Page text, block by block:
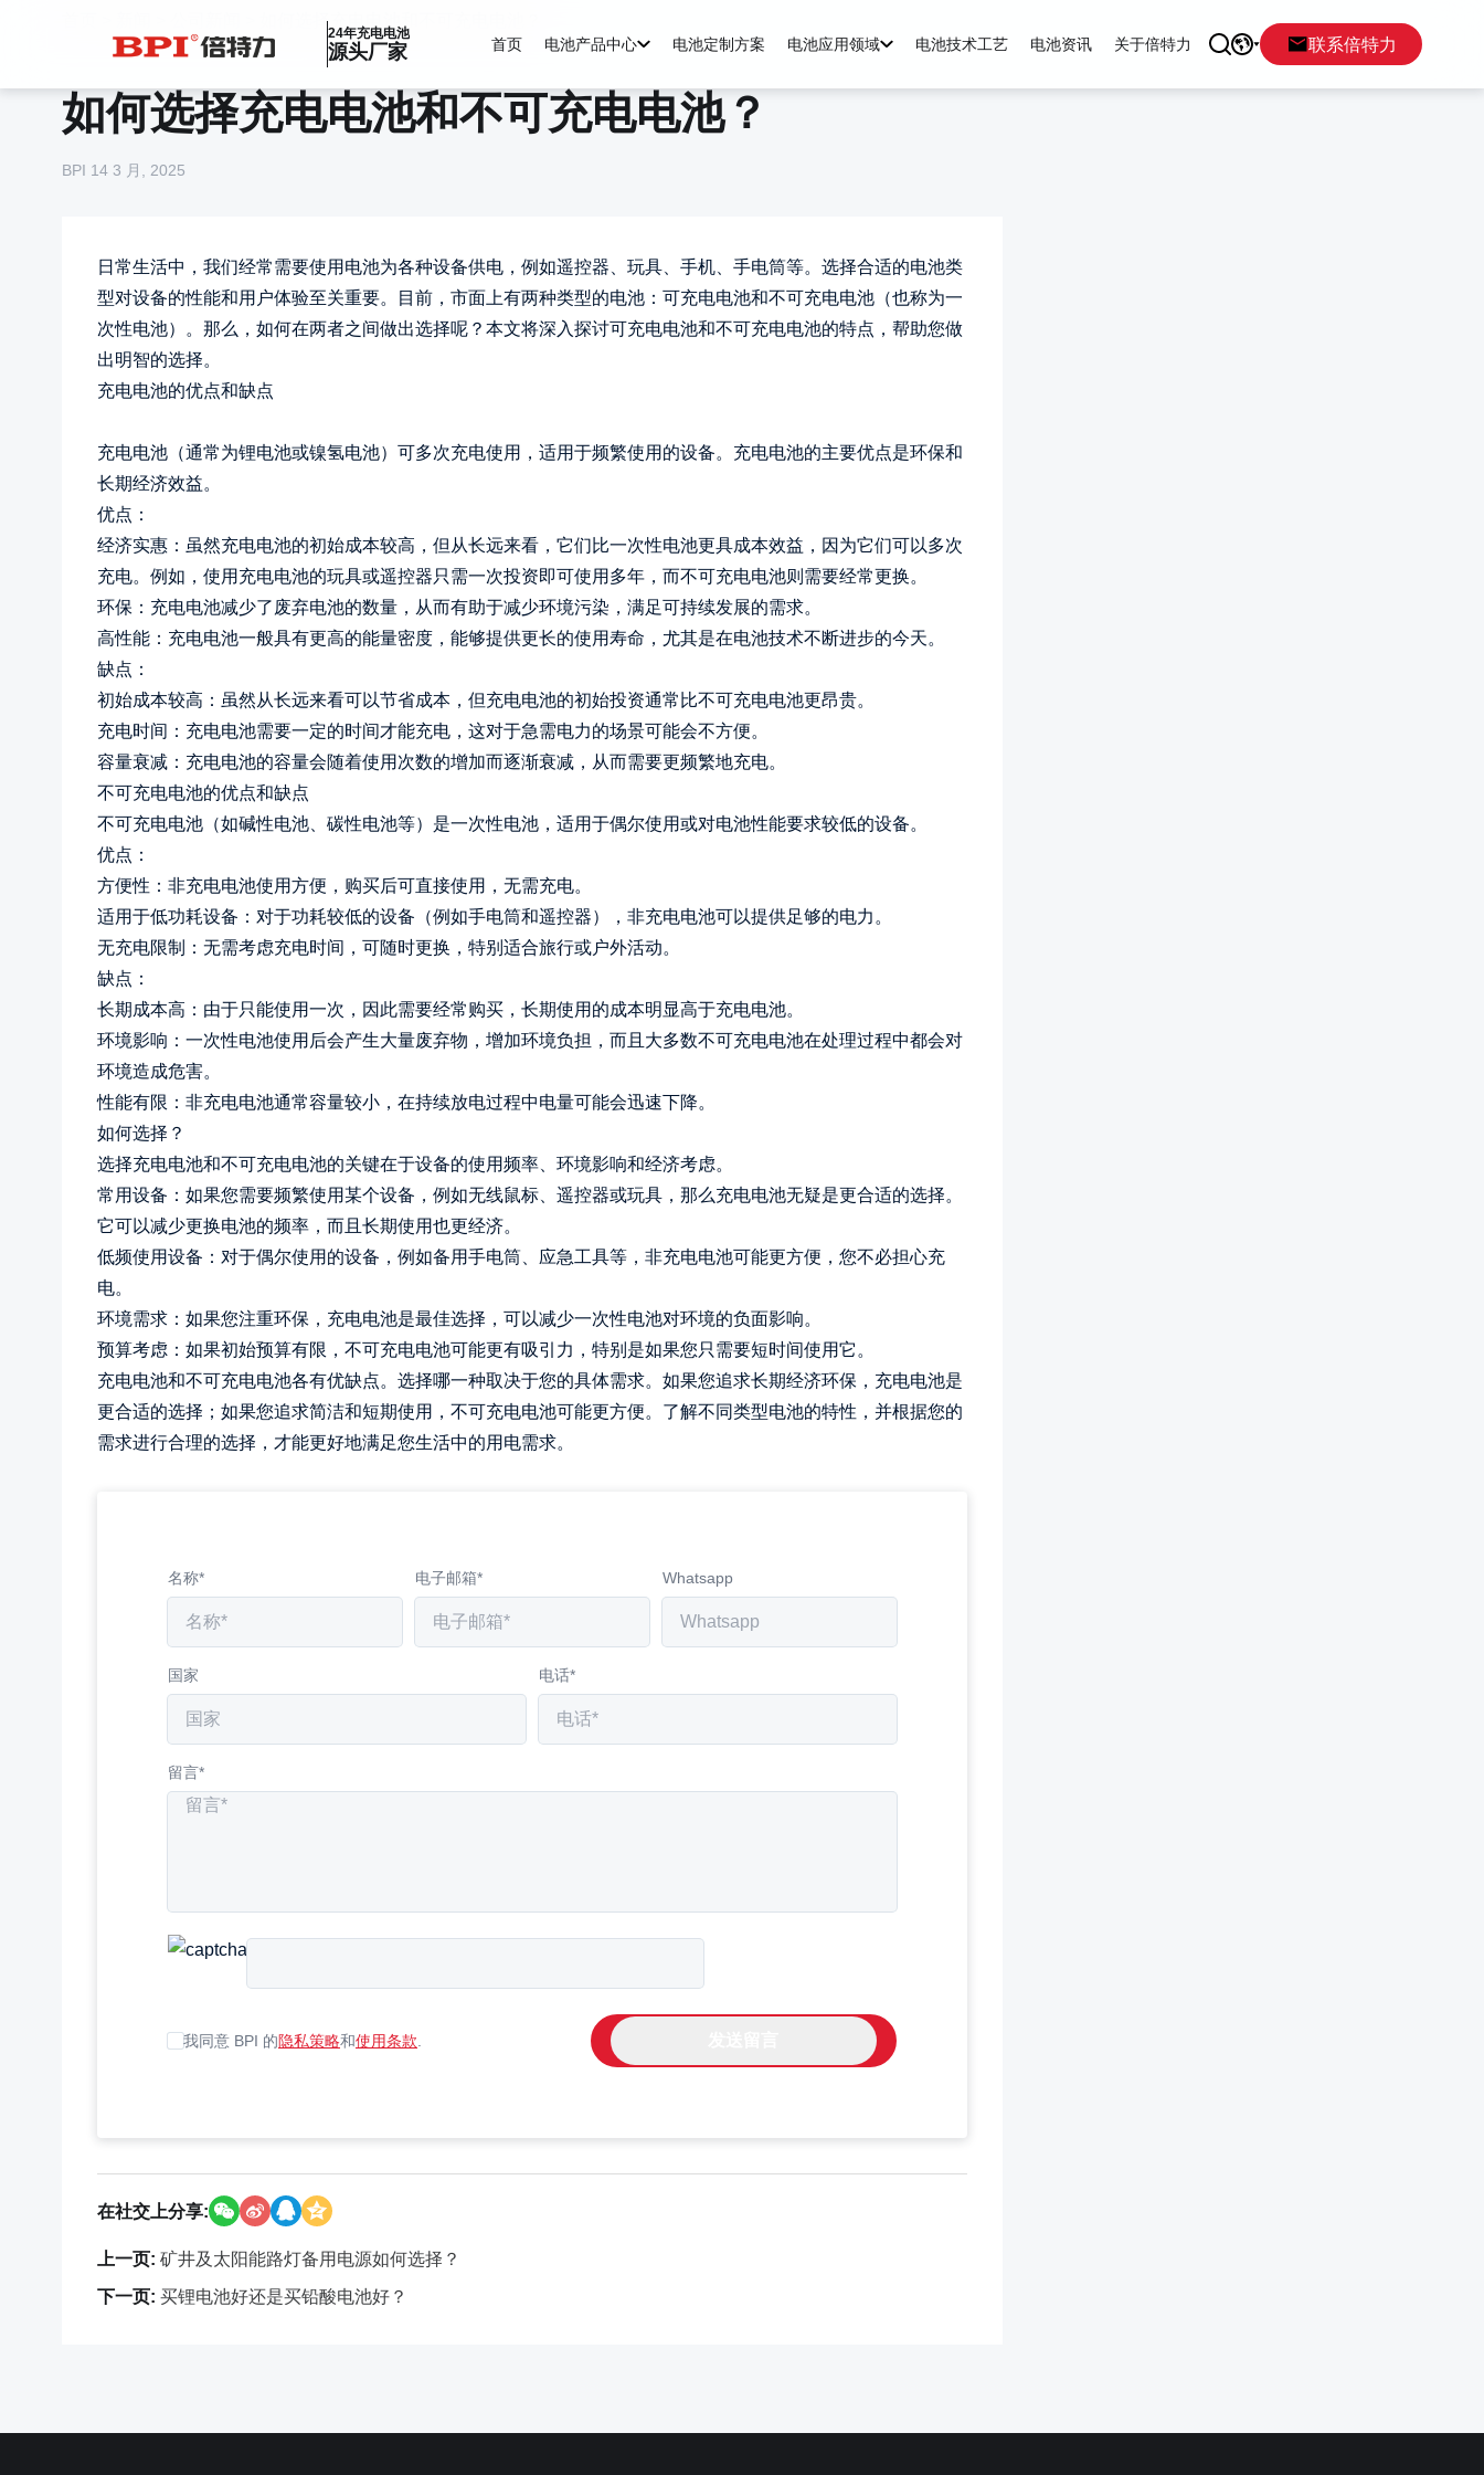
24年充电电池
源头厂家 首页 电池产品中心 电池定制方案 电池应用领域 电池技术工艺 电池资讯 关于倍特力 联系倍特力
如何选择充电电池和不可充电电池？
如何选择充电电池和不可充电电池？
BPI 14 3 月, 2025
日常生活中，我们经常需要使用电池为各种设备供电，例如遥控器、玩具、手机、手电筒等。选择合适的电池类
型对设备的性能和用户体验至关重要。目前，市面上有两种类型的电池：可充电电池和不可充电电池（也称为一
次性电池）。那么，如何在两者之间做出选择呢？本文将深入探讨可充电电池和不可充电电池的特点，帮助您做
出明智的选择。
充电电池的优点和缺点
充电电池（通常为锂电池或镍氢电池）可多次充电使用，适用于频繁使用的设备。充电电池的主要优点是环保和
长期经济效益。
优点：
经济实惠：虽然充电电池的初始成本较高，但从长远来看，它们比一次性电池更具成本效益，因为它们可以多次
充电。例如，使用充电电池的玩具或遥控器只需一次投资即可使用多年，而不可充电电池则需要经常更换。
环保：充电电池减少了废弃电池的数量，从而有助于减少环境污染，满足可持续发展的需求。
高性能：充电电池一般具有更高的能量密度，能够提供更长的使用寿命，尤其是在电池技术不断进步的今天。
缺点：
初始成本较高：虽然从长远来看可以节省成本，但充电电池的初始投资通常比不可充电电池更昂贵。
充电时间：充电电池需要一定的时间才能充电，这对于急需电力的场景可能会不方便。
容量衰减：充电电池的容量会随着使用次数的增加而逐渐衰减，从而需要更频繁地充电。
不可充电电池的优点和缺点
不可充电电池（如碱性电池、碳性电池等）是一次性电池，适用于偶尔使用或对电池性能要求较低的设备。
优点：
方便性：非充电电池使用方便，购买后可直接使用，无需充电。
适用于低功耗设备：对于功耗较低的设备（例如手电筒和遥控器），非充电电池可以提供足够的电力。
无充电限制：无需考虑充电时间，可随时更换，特别适合旅行或户外活动。
缺点：
长期成本高：由于只能使用一次，因此需要经常购买，长期使用的成本明显高于充电电池。
环境影响：一次性电池使用后会产生大量废弃物，增加环境负担，而且大多数不可充电电池在处理过程中都会对
环境造成危害。
性能有限：非充电电池通常容量较小，在持续放电过程中电量可能会迅速下降。
如何选择？
选择充电电池和不可充电电池的关键在于设备的使用频率、环境影响和经济考虑。
常用设备：如果您需要频繁使用某个设备，例如无线鼠标、遥控器或玩具，那么充电电池无疑是更合适的选择。
它可以减少更换电池的频率，而且长期使用也更经济。
低频使用设备：对于偶尔使用的设备，例如备用手电筒、应急工具等，非充电电池可能更方便，您不必担心充
电。
环境需求：如果您注重环保，充电电池是最佳选择，可以减少一次性电池对环境的负面影响。
预算考虑：如果初始预算有限，不可充电电池可能更有吸引力，特别是如果您只需要短时间使用它。
充电电池和不可充电电池各有优缺点。选择哪一种取决于您的具体需求。如果您追求长期经济环保，充电电池是
更合适的选择；如果您追求简洁和短期使用，不可充电电池可能更方便。了解不同类型电池的特性，并根据您的
需求进行合理的选择，才能更好地满足您生活中的用电需求。
名称* 电子邮箱* Whatsapp
国家 电话*
留言*
我同意 BPI 的隐私策略和使用条款
在社交上分享:
上一页: 矿井及太阳能路灯备用电源如何选择？
下一页: 买锂电池好还是买铅酸电池好？